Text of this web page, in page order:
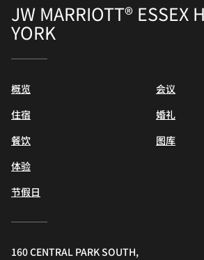
JW MARRIOTT® ESSEX
YORK
概览
住宿
餐饮
体验
节假日
会议
婚礼
图库
160 CENTRAL PARK SOUTH,